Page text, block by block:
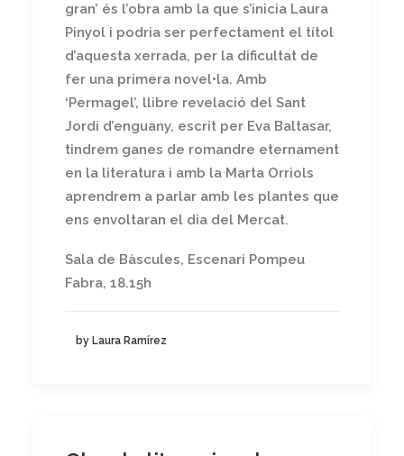
gran’ és l’obra amb la que s’inicia Laura
Pinyol i podria ser perfectament el títol
d’aquesta xerrada, per la dificultat de
fer una primera novel•la. Amb
‘Permagel’, llibre revelació del Sant
Jordi d’enguany, escrit per Eva Baltasar,
tindrem ganes de romandre eternament
en la literatura i amb la Marta Orriols
aprendrem a parlar amb les plantes que
ens envoltaran el dia del Mercat.
Sala de Bàscules, Escenari Pompeu
Fabra, 18.15h
by Laura Ramírez